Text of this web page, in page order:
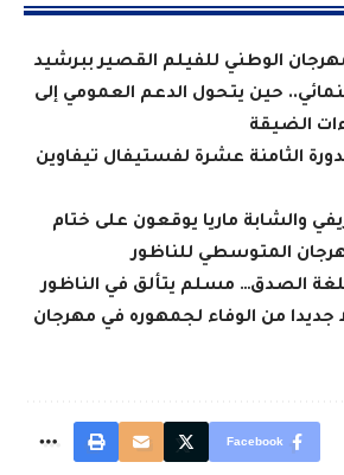
الوطني للفيلم القصير ببرشيد
حين يتحول الدعم العمومي إلى
الضيقة
الدورة الثامنة عشرة لفستيفال تيفاوين
والشابة ماريا يوقعون على ختام
الصدق… مسلم يتألق في الناظور
من الوفاء لجمهوره في مهرجان
Facebook